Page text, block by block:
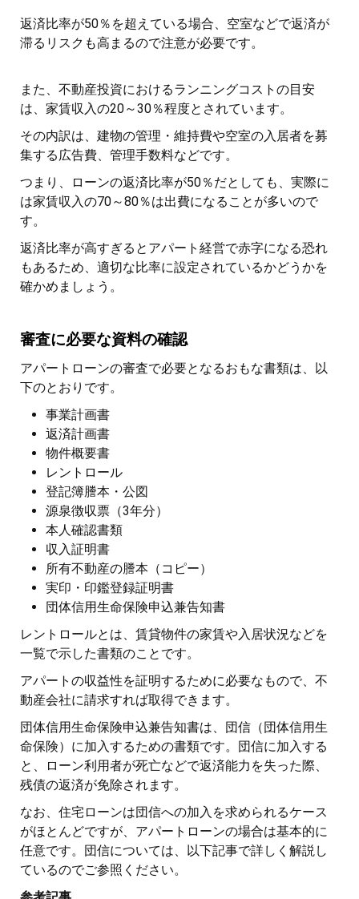
返済比率が50％を超えている場合、空室などで返済が
滞るリスクも高まるので注意が必要です。
また、不動産投資におけるランニングコストの目安
は、家賃収入の20～30％程度とされています。
その内訳は、建物の管理・維持費や空室の入居者を募
集する広告費、管理手数料などです。
つまり、ローンの返済比率が50％だとしても、実際に
は家賃収入の70～80％は出費になることが多いので
す。
返済比率が高すぎるとアパート経営で赤字になる恐れ
もあるため、適切な比率に設定されているかどうかを
確かめましょう。
審査に必要な資料の確認
アパートローンの審査で必要となるおもな書類は、以
下のとおりです。
事業計画書
返済計画書
物件概要書
レントロール
登記簿謄本・公図
源泉徴収票（3年分）
本人確認書類
収入証明書
所有不動産の謄本（コピー）
実印・印鑑登録証明書
団体信用生命保険申込兼告知書
レントロールとは、賃貸物件の家賃や入居状況などを
一覧で示した書類のことです。
アパートの収益性を証明するために必要なもので、不
動産会社に請求すれば取得できます。
団体信用生命保険申込兼告知書は、団信（団体信用生
命保険）に加入するための書類です。団信に加入する
と、ローン利用者が死亡などで返済能力を失った際、
残債の返済が免除されます。
なお、住宅ローンは団信への加入を求められるケース
がほとんどですが、アパートローンの場合は基本的に
任意です。団信については、以下記事で詳しく解説し
ているのでご参照ください。